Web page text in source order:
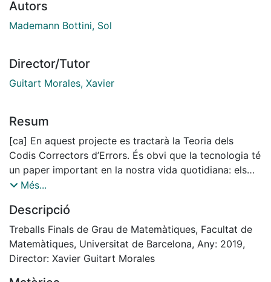
Autors
Mademann Bottini, Sol
Director/Tutor
Guitart Morales, Xavier
Resum
[ca] En aquest projecte es tractarà la Teoria dels
Codis Correctors d’Errors. És obvi que la tecnologia té
un paper important en la nostra vida quotidiana: els
mòbils, els ordinadors, els CD’s i DVD’s, etc. Tots
l’hora de descodificar la informació per evitar errors,
aleshores, perquè no estudiar-ne el funcionament?
A l’inici d’aquest projecte es dóna una sèrie de
conceptes bàsics i resultats importants d’aquesta
Més...
Descripció
Treballs Finals de Grau de Matemàtiques, Facultat de
Matemàtiques, Universitat de Barcelona, Any: 2019,
Director: Xavier Guitart Morales